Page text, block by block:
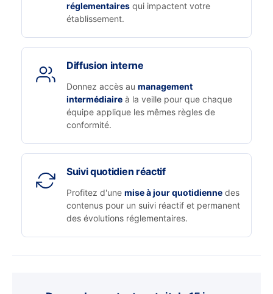
réglementaires qui impactent votre
établissement.
Diffusion interne
Donnez accès au management
intermédiaire à la veille pour que chaque
équipe applique les mêmes règles de
conformité.
Suivi quotidien réactif
Profitez d'une mise à jour quotidienne des
contenus pour un suivi réactif et permanent
des évolutions réglementaires.